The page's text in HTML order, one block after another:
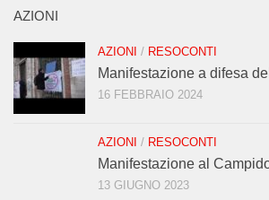
AZIONI
AZIONI / RESOCONTI
Manifestazione a difesa
16 FEBBRAIO 2024
AZIONI / RESOCONTI
Manifestazione al
13 GIUGNO 2023